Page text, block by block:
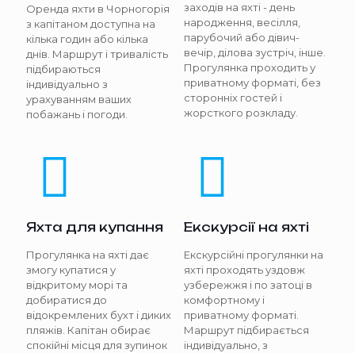
Оренда яхти в Чорногорія
з капітаном доступна на
кілька годин або кілька
днів. Маршрут і тривалість
підбираються
індивідуально з
урахуванням ваших
побажань і погоди.
заходів на яхті - день
народження, весілля,
парубочий або дівич-
вечір, ділова зустріч, інше.
Прогулянка проходить у
приватному форматі, без
сторонніх гостей і
жорсткого розкладу.
Яхта для купання
Прогулянка на яхті дає
змогу купатися у
відкритому морі та
добиратися до
відокремлених бухт і диких
пляжів. Капітан обирає
спокійні місця для зупинок
Екскурсії на яхті
Екскурсійні прогулянки на
яхті проходять уздовж
узбережжя і по затоці в
комфортному і
приватному форматі.
Маршрут підбирається
індивідуально, з